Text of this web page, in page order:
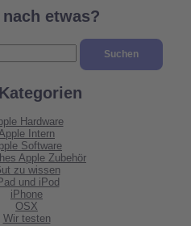
etwas?
Hardware
Intern
Software
Apple Zubehör
zu wissen
und iPod
iPhone
OSX
Wir testen